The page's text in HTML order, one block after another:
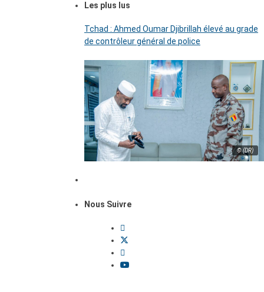
Les plus lus
Tchad : Ahmed Oumar Djibrillah élevé au grade
de contrôleur général de police
© (DR)
Nous Suivre